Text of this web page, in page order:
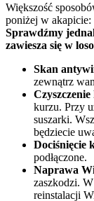
Większość
poniżej w akapicie:
Sprawdźmy
zawiesza się w
Skan
zewnątrz
kurzu. Przy
suszarki.
będziecie
Dociśnięcie
podłączone.
Naprawa
zaszkodzi.
reinstalacji